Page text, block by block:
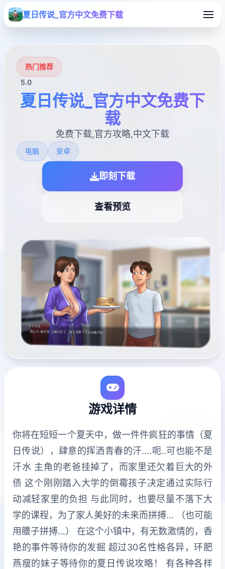
夏日传说_官方中文免费下载
热门推荐
5.0
夏日传说_官方中文免费下
载
免费下载,官方攻略,中文下载
电脑 安卓
即刻下载
查看预览
游戏详情
你将在短短一个夏天中，做一件件疯狂的事情（夏
日传说），肆意的挥洒青春的汗….呃..可也能不是
汗水 主角的老爸挂掉了，而家里还欠着巨大的外
债 这个刚刚踏入大学的倒霉孩子决定通过实际行
动减轻家里的负担 与此同时，也要尽量不落下大
学的课程，为了家人美好的未来而拼搏… （也可能
用腰子拼搏…） 在这个小镇中，有无数激情的，香
艳的事件等待你的发掘 超过30名性格各异，环肥
燕瘦的妹子等待你的夏日传说攻略！ 有各种各样